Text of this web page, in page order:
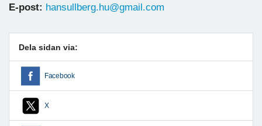
E-post: hansullberg.hu@gmail.com
Dela sidan via:
Facebook
X